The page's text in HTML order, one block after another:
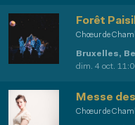
Chœur de
Forêt
Bruxelles,
dim. 4 oct.
Chœur de
Messe